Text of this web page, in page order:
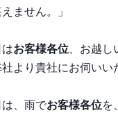
ません。」
お客様各位 、お越
より貴社にお伺いい
は、雨でお客様各位